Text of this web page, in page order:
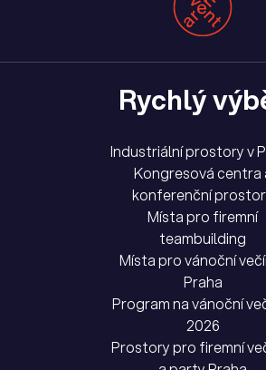
Rychlý
Industriální prostory v
Kongresová centra
konferenční
Místa pro firemní
teambuilding
Místa pro vánoční
Praha
Program na vánoční
2026
Prostory pro firemní